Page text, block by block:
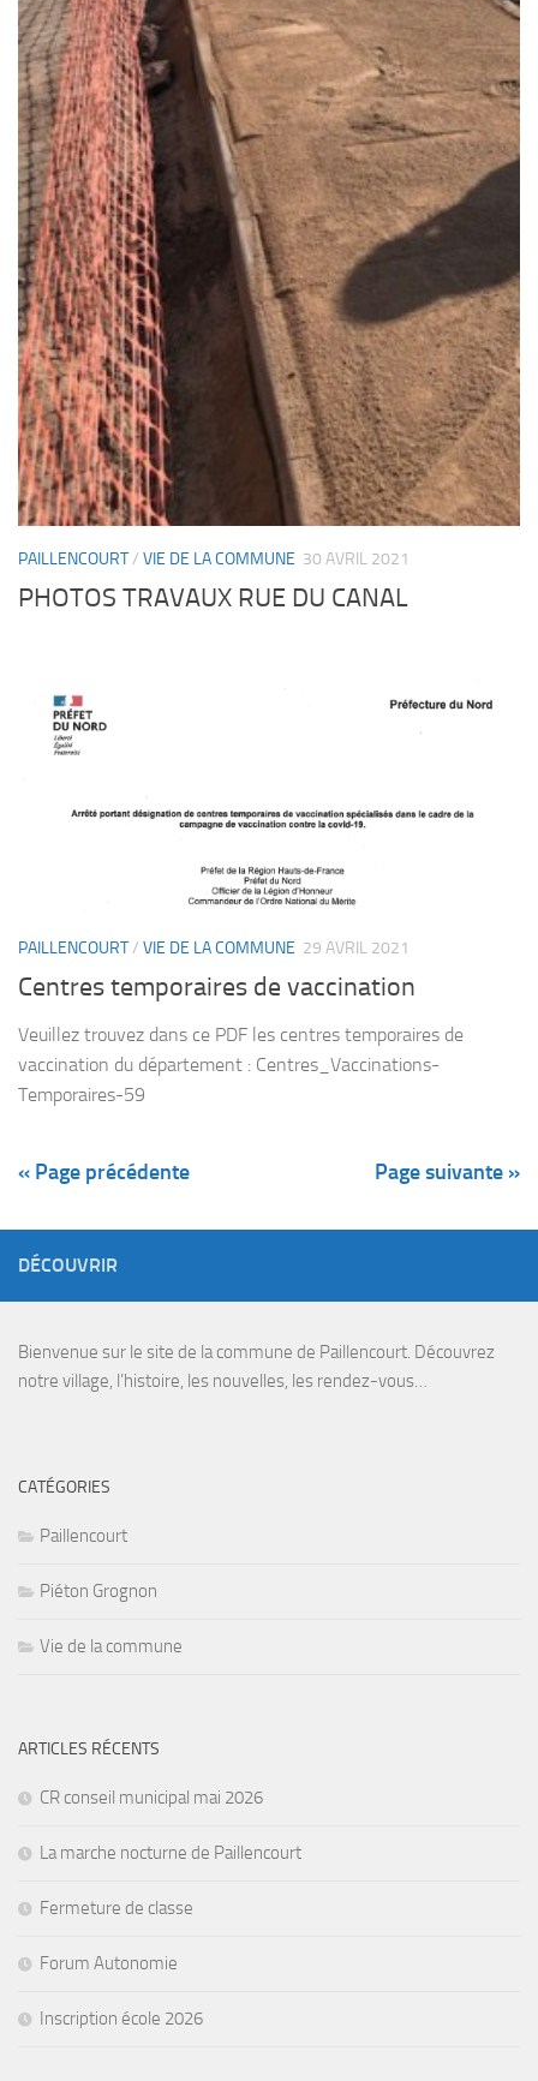
PAILLENCOURT/ VIE DE LA COMMUNE 30 AVRIL 2021
PHOTOS TRAVAUX RUE DU CANAL
PAILLENCOURT/ VIE DE LA COMMUNE 29 AVRIL 2021
Centres temporaires de vaccination
Veuillez trouvez dans ce PDF les centres temporaires de
vaccination du département : Centres_Vaccinations-
Temporaires-59
« Page précédente Page suivante »
DÉCOUVRIR
Bienvenue sur le site de la commune de Paillencourt. Découvrez
notre village, l’histoire, les nouvelles, les rendez-vous…
CATÉGORIES
Paillencourt
Piéton Grognon
Vie de la commune
ARTICLES RÉCENTS
CR conseil municipal mai 2026
La marche nocturne de Paillencourt
Fermeture de classe
Forum Autonomie
Inscription école 2026